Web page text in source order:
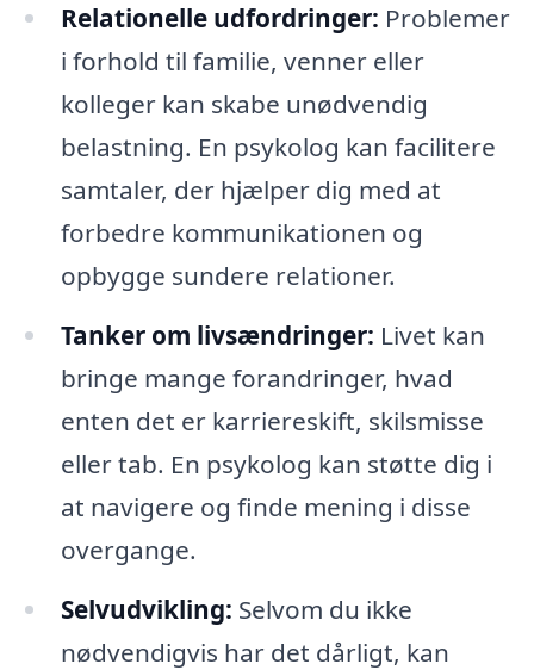
Relationelle udfordringer: Problemer
i forhold til familie, venner eller
kolleger kan skabe unødvendig
belastning. En psykolog kan facilitere
samtaler, der hjælper dig med at
forbedre kommunikationen og
opbygge sundere relationer.
Tanker om livsændringer: Livet kan
bringe mange forandringer, hvad
enten det er karriereskift, skilsmisse
eller tab. En psykolog kan støtte dig i
at navigere og finde mening i disse
overgange.
Selvudvikling: Selvom du ikke
nødvendigvis har det dårligt, kan